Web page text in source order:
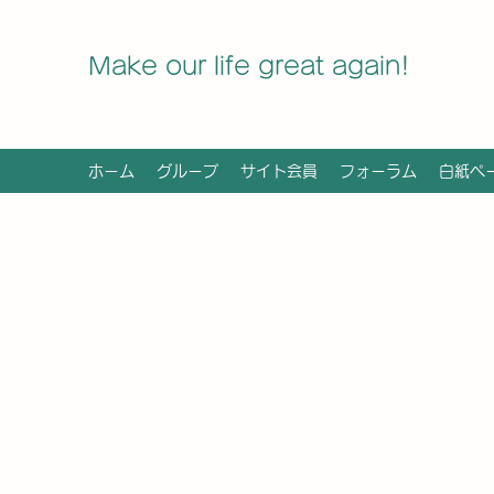
Make our life great again!
ホーム グループ サイト会員 フォーラム 白紙ペ